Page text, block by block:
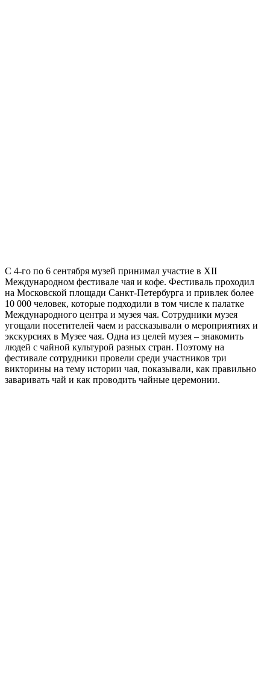
С 4-го по 6 сентября музей принимал участие в XII
Международном фестивале чая и кофе. Фестиваль проходил
на Московской площади Санкт-Петербурга и привлек более
10 000 человек, которые подходили в том числе к палатке
Международного центра и музея чая. Сотрудники музея
угощали посетителей чаем и рассказывали о мероприятиях и
экскурсиях в Музее чая. Одна из целей музея – знакомить
людей с чайной культурой разных стран. Поэтому на
фестивале сотрудники провели среди участников три
викторины на тему истории чая, показывали, как правильно
заваривать чай и как проводить чайные церемонии.